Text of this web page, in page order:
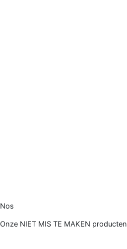
Nos
Onze NIET MIS TE MAKEN producten